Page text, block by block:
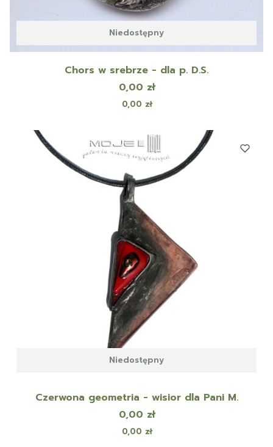
Niedostępny
Chors w srebrze - dla p. D.S.
Cena
0,00 zł
Cena
0,00 zł
Niedostępny
Czerwona geometria - wisior dla Pani M.
Cena
0,00 zł
Cena
0,00 zł